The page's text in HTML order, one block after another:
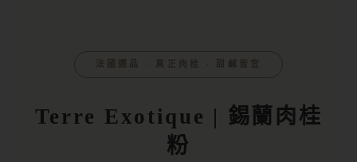
法國選品 ‧ 真正肉桂 ‧ 甜鹹皆宜
Terre Exotique | 錫蘭肉桂
粉